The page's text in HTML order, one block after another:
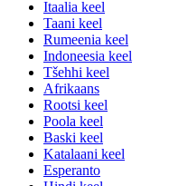
Itaalia keel
Taani keel
Rumeenia keel
Indoneesia keel
Tšehhi keel
Afrikaans
Rootsi keel
Poola keel
Baski keel
Katalaani keel
Esperanto